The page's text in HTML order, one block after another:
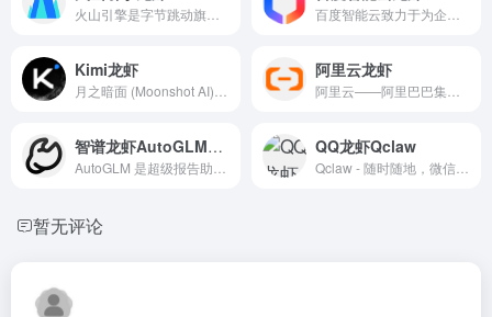
Kimi龙虾 阿里云龙虾
智谱龙虾AutoGLM：你的超级报告助手 QQ龙虾Qclaw
暂无评论